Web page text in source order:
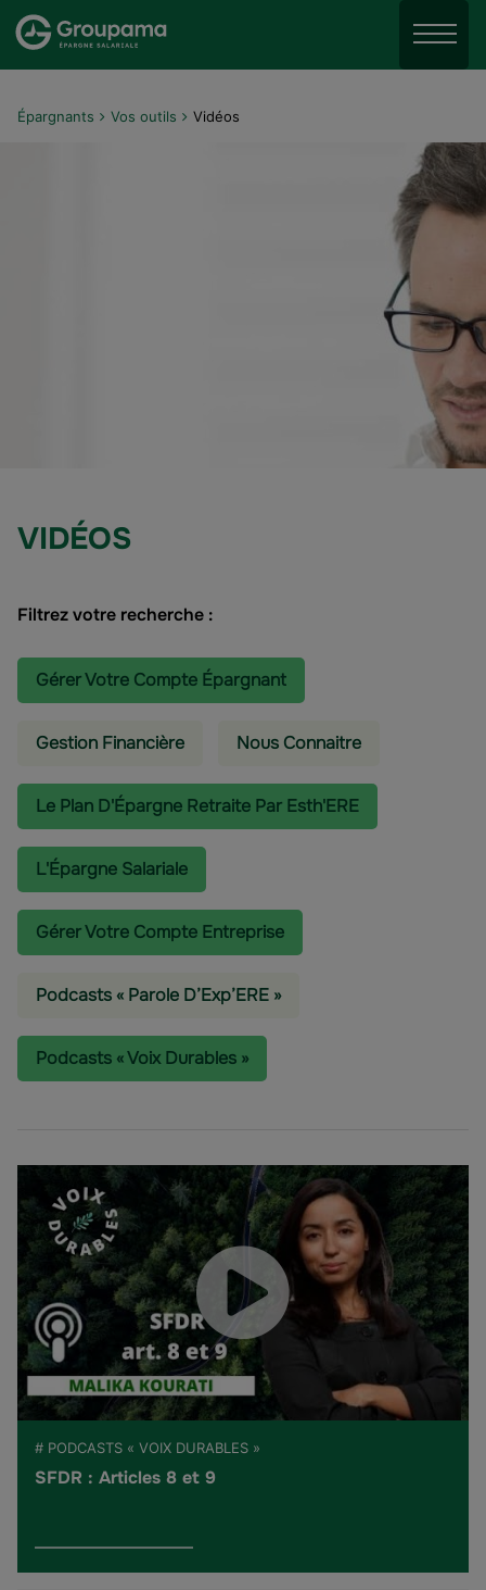
Aller au menu
Aller au contenu
Menu
Épargnants Vos outils Vidéos
VIDÉOS
Filtrez votre recherche :
Gérer Votre Compte Épargnant
Gestion Financière Nous Connaitre
Le Plan D'Épargne Retraite Par Esth'ERE
L'épargne Salariale
Gérer Votre Compte Entreprise
Podcasts « Parole D’Exp’ERE »
Podcasts « Voix Durables »
# PODCASTS « VOIX DURABLES »
SFDR : Articles 8 et 9